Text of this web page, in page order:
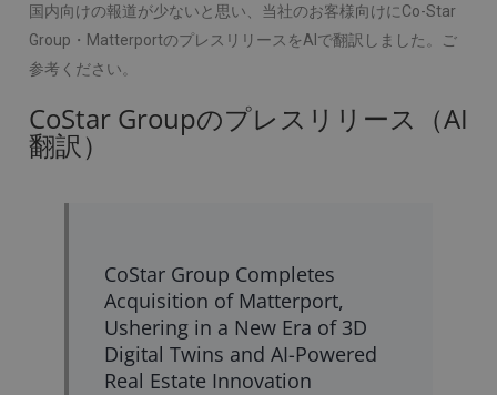
国内向けの報道が少ないと思い、当社のお客様向けにCo-Star
Group・MatterportのプレスリリースをAIで翻訳しました。ご
参考ください。
CoStar Groupのプレスリリース（AI
翻訳）
CoStar Group Completes
Acquisition of Matterport,
Ushering in a New Era of 3D
Digital Twins and AI-Powered
Real Estate Innovation